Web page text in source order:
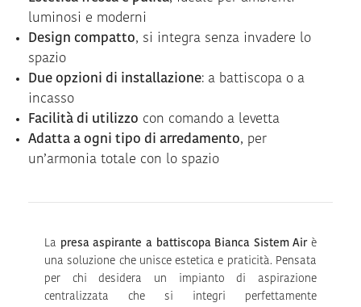
luminosi e moderni
Design compatto, si integra senza invadere lo
spazio
Due opzioni di installazione: a battiscopa o a
incasso
Facilità di utilizzo con comando a levetta
Adatta a ogni tipo di arredamento, per
un’armonia totale con lo spazio
La presa aspirante a battiscopa Bianca Sistem Airè
una soluzione che unisce estetica e praticità. Pensata
per chi desidera un impianto di aspirazione
centralizzata che si integri perfettamente